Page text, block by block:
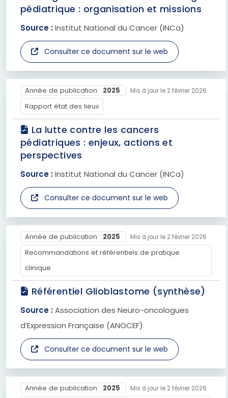
pédiatrique : organisation et missions
Source :Institut National du Cancer (INCa)
Consulter ce document sur le web
Année de publication : 2025 Mis à jour le 2 février 2026
Rapport état des lieux
La lutte contre les cancers
pédiatriques : enjeux, actions et
perspectives
Source :Institut National du Cancer (INCa)
Consulter ce document sur le web
Année de publication : 2025 Mis à jour le 2 février 2026
Recommandations et référentiels de pratique
clinique
Référentiel Glioblastome (synthèse)
Source :Association des Neuro-oncologues
d’Expression Française (ANOCEF)
Consulter ce document sur le web
Année de publication : 2025 Mis à jour le 2 février 2026